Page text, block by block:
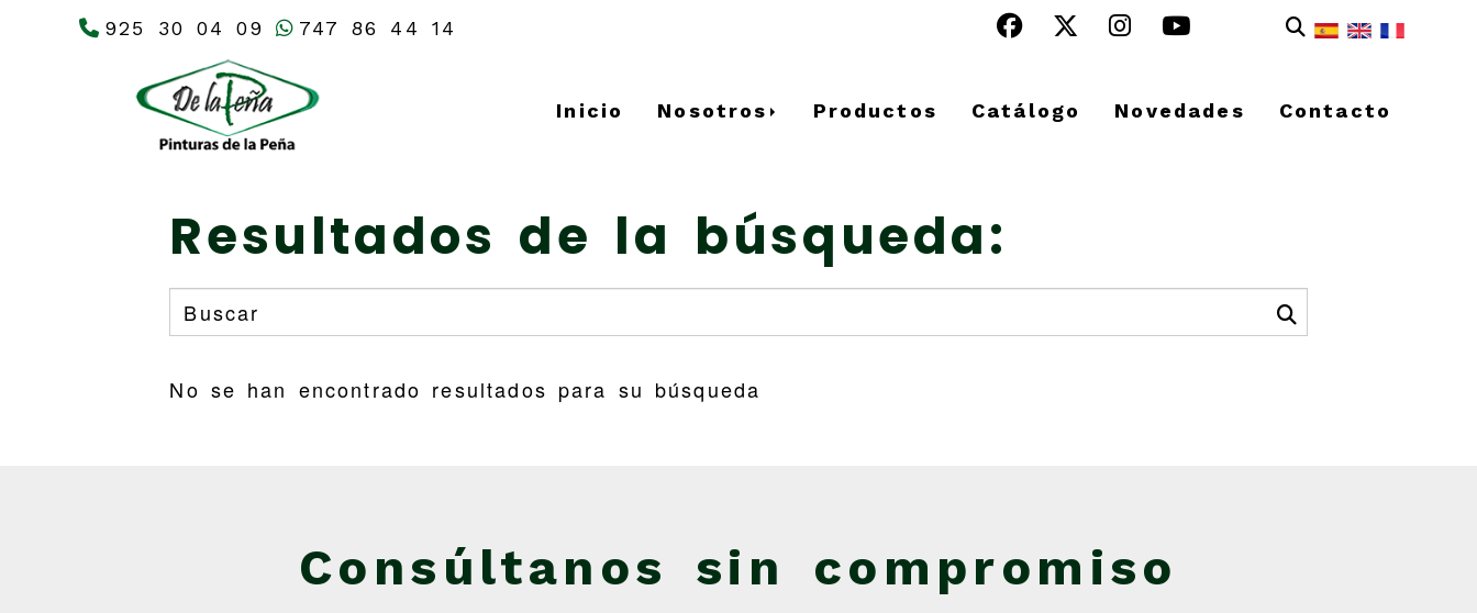
925 30 04 09 747 86 44 14
Inicio Nosotros Productos Catálogo Novedades Contacto
Resultados de la búsqueda:
No se han encontrado resultados para su búsqueda
Consúltanos sin compromiso